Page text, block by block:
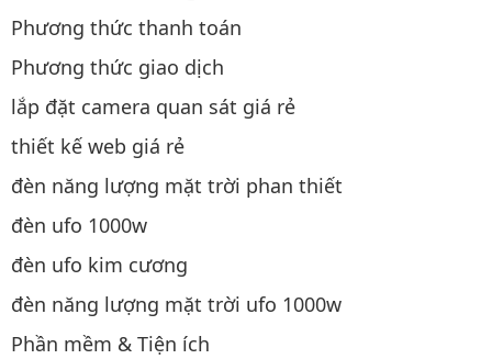
Phương thức thanh toán
Phương thức giao dịch
lắp đặt camera quan sát giá rẻ
thiết kế web giá rẻ
đèn năng lượng mặt trời phan thiết
đèn ufo 1000w
đèn ufo kim cương
đèn năng lượng mặt trời ufo 1000w
Phần mềm & Tiện ích